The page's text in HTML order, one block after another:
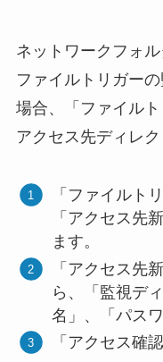
ネットワークフォ
ファイルトリガー
場合、「ファイル
アクセス先ディレク
「ファイルト
「アクセス先
ます。
「アクセス先
ら、「監視デ
名」、「パス
「アクセス確